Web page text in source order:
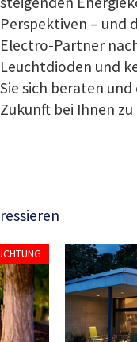
Perspektiven – und
Electro-Partner
Leuchtdioden und
Sie sich beraten
Zukunft bei Ihnen